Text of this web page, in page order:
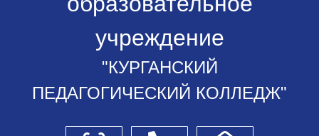
учреждение
"КУРГАНСКИЙ
ПЕДАГОГИЧЕСКИЙ КОЛЛЕДЖ"